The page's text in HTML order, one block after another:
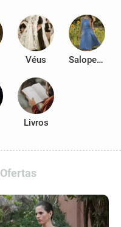
Véus Salopetes
Livros
Ofertas